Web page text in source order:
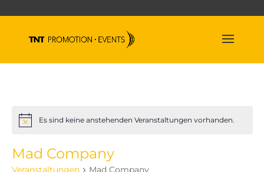
HinweisEs sind keine anstehenden Veranstaltungen vorhanden.
Mad Company
Veranstaltungen Mad Company